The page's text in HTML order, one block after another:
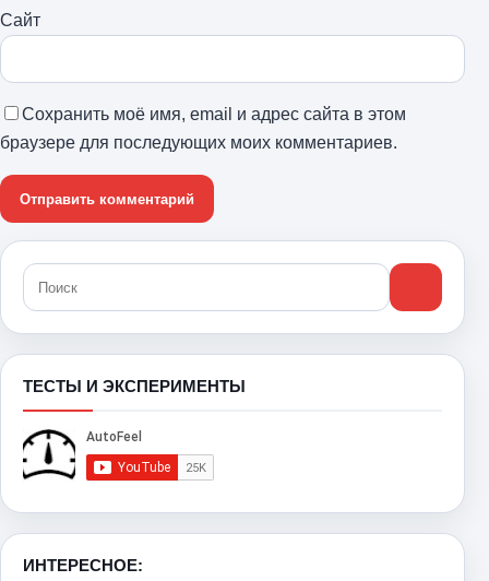
Сайт
Сохранить моё имя, email и адрес сайта в этом
браузере для последующих моих комментариев.
ТЕСТЫ И ЭКСПЕРИМЕНТЫ
ИНТЕРЕСНОЕ: